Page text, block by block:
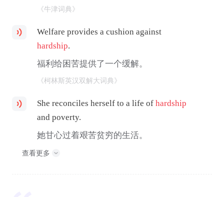
《牛津词典》
Welfare provides a cushion against
hardship.
福利给困苦提供了一个缓解。
《柯林斯英汉双解大词典》
She reconciles herself to a life ofhardship
and poverty.
她甘心过着艰苦贫穷的生活。
查看更多